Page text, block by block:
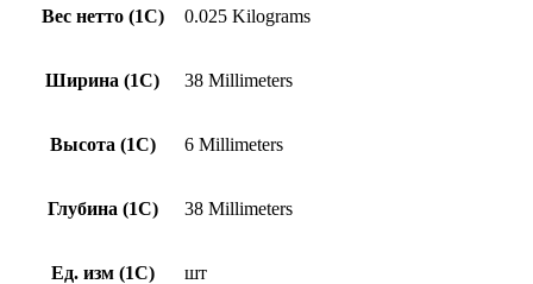
Вес нетто (1С) 0.025 Kilograms
Ширина (1С) 38 Millimeters
Высота (1С) 6 Millimeters
Глубина (1С) 38 Millimeters
Ед. изм (1С) шт